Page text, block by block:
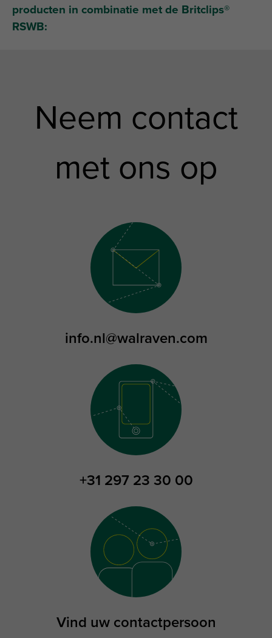
producten in combinatie met de Britclips®
RSWB:
Neem contact
met ons op
info.nl@walraven.com
+31 297 23 30 00
Vind uw contactpersoon